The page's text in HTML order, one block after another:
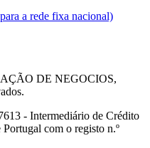
a rede fixa nacional)
DE NEGOCIOS,
- Intermediário de Crédito
com o registo n.º